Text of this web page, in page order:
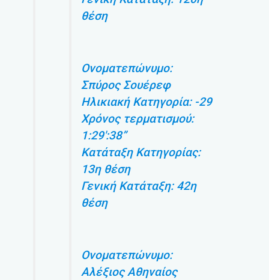
θέση
Ονοματεπώνυμο:
Σπύρος Σουέρεφ
Ηλικιακή Κατηγορία: -29
Χρόνος τερματισμού:
1:29′:38”
Κατάταξη Κατηγορίας:
13η θέση
Γενική Κατάταξη: 42η
θέση
Ονοματεπώνυμο:
Αλέξιος Αθηναίος